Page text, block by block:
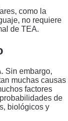
como la
no requiere
de TEA.
Sin embargo,
muchas causas
factores
de
biológicos y